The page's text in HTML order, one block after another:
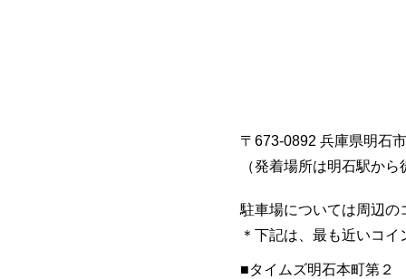
〒673-0892 兵庫県明石
（発着場所は明石駅から
駐車場については周辺の
＊下記は、最も近いコ
■​タイムズ明石本町第２